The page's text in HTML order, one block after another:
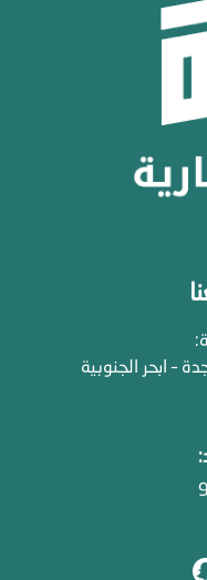
– ابحر الجنوبية